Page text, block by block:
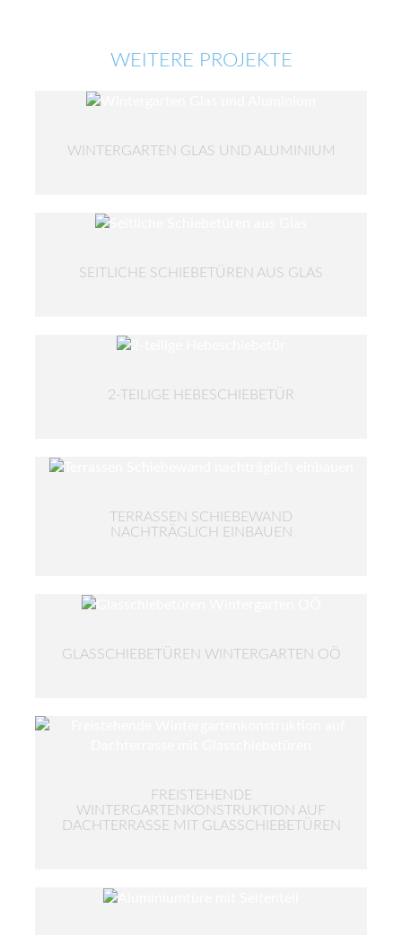
WEITERE PROJEKTE
WINTERGARTEN GLAS UND ALUMINIUM
SEITLICHE SCHIEBETÜREN AUS GLAS
2-TEILIGE HEBESCHIEBETÜR
TERRASSEN SCHIEBEWAND
NACHTRÄGLICH EINBAUEN
GLASSCHIEBETÜREN WINTERGARTEN OÖ
FREISTEHENDE
WINTERGARTENKONSTRUKTION AUF
DACHTERRASSE MIT GLASSCHIEBETÜREN